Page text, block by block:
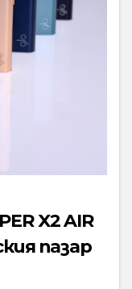
X2 AIR
пазар